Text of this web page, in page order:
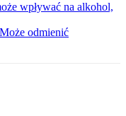
wpływać na alkohol,
odmienić